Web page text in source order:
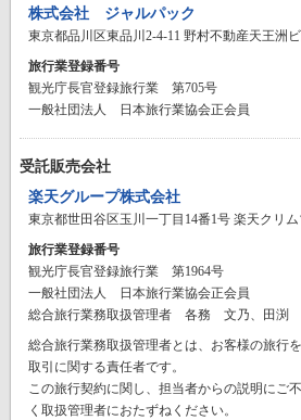
株式会社 ジャルパック
東京都品川区東品川2-4-11 野村不動産天王洲
旅行業登録番号
観光庁長官登録旅行業 第705号
一般社団法人 日本旅行業協会正会員
受託販売会社
楽天グループ株式会社
東京都世田谷区玉川一丁目14番1号 楽天クリ
旅行業登録番号
観光庁長官登録旅行業 第1964号
一般社団法人 日本旅行業協会正会員
総合旅行業務取扱管理者 各務 文乃、田渕
総合旅行業務取扱管理者とは、お客様の旅行
取引に関する責任者です。
この旅行契約に関し、担当者からの説明にご
く取扱管理者におたずねください。